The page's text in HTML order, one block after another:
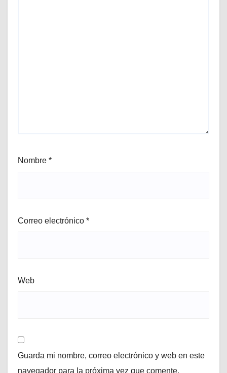
Nombre *
Correo electrónico *
Web
Guarda mi nombre, correo electrónico y web en este
navegador para la próxima vez que comente.